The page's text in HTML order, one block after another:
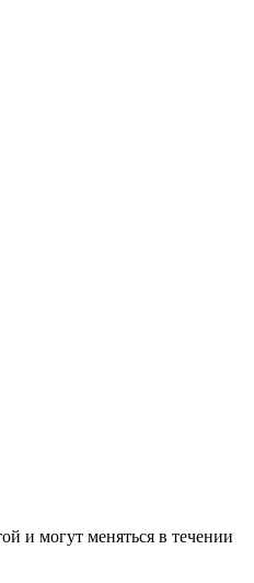
и могут меняться в течении